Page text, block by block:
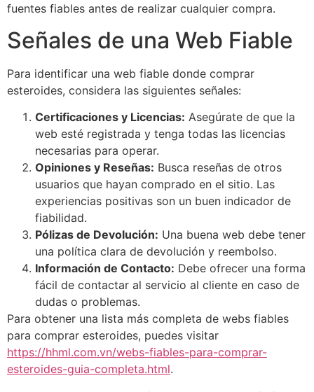
fuentes fiables antes de realizar cualquier compra.
Señales de una Web Fiable
Para identificar una web fiable donde comprar
esteroides, considera las siguientes señales:
Certificaciones y Licencias: Asegúrate de que la
web esté registrada y tenga todas las licencias
necesarias para operar.
Opiniones y Reseñas: Busca reseñas de otros
usuarios que hayan comprado en el sitio. Las
experiencias positivas son un buen indicador de
fiabilidad.
Pólizas de Devolución: Una buena web debe tener
una política clara de devolución y reembolso.
Información de Contacto: Debe ofrecer una forma
fácil de contactar al servicio al cliente en caso de
dudas o problemas.
Para obtener una lista más completa de webs fiables
para comprar esteroides, puedes visitar
https://hhml.com.vn/webs-fiables-para-comprar-
esteroides-guia-completa.html.